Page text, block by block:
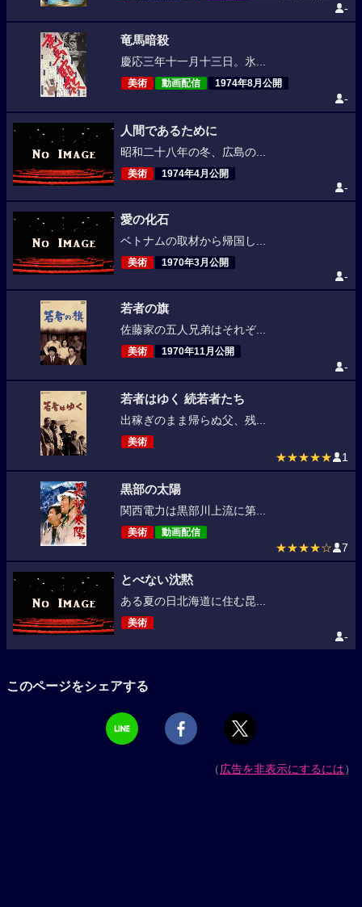
-
竜馬暗殺
慶応三年十一月十三日。氷...
美術 動画配信 1974年8月公開
-
人間であるために
昭和二十八年の冬、広島の...
美術 1974年4月公開
-
愛の化石
ベトナムの取材から帰国し...
美術 1970年3月公開
-
若者の旗
佐藤家の五人兄弟はそれぞ...
美術 1970年11月公開
-
若者はゆく 続若者たち
出稼ぎのまま帰らぬ父、残...
美術
★★★★★ 1
黒部の太陽
関西電力は黒部川上流に第...
美術 動画配信
★★★★☆ 7
とべない沈黙
ある夏の日北海道に住む昆...
美術
-
このページをシェアする
（広告を非表示にするには）